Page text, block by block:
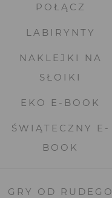
POŁĄCZ
LABIRYNTY
NAKLEJKI NA
SŁOIKI
EKO E-BOOK
ŚWIĄTECZNY E-
BOOK
GRY OD RUDEGO